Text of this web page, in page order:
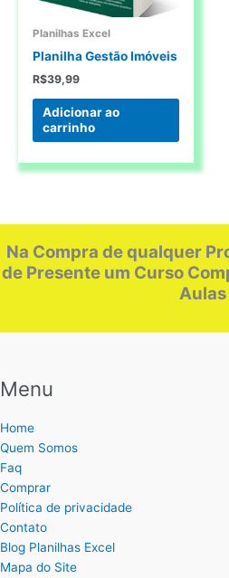
Planilhas Excel
Planilha Gestão Imóveis
R$39,99
Adicionar ao
carrinho
Na Compra de qualquer
de Presente um Curso
Aulas
Menu
Home
Quem Somos
Faq
Comprar
Política de privacidade
Contato
Blog Planilhas Excel
Mapa do Site